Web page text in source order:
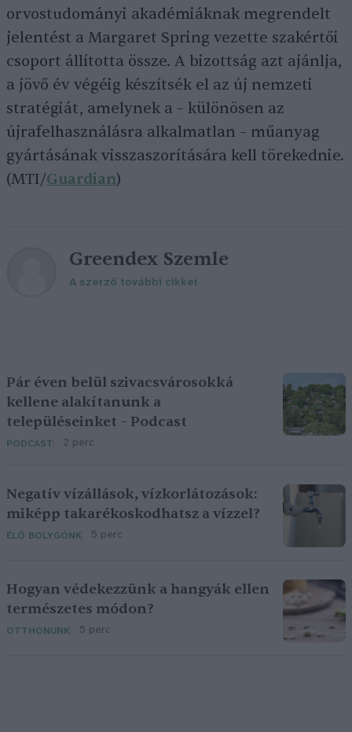
orvostudományi akadémiáknak megrendelt
jelentést a Margaret Spring vezette szakértői
csoport állította össze. A bizottság azt ajánlja,
a jövő év végéig készítsék el az új nemzeti
stratégiát, amelynek a – különösen az
újrafelhasználásra alkalmatlan – műanyag
gyártásának visszaszorítására kell törekednie.
(MTI/Guardian)
Greendex Szemle
A szerző további cikkei
Pár éven belül szivacsvárosokká
kellene alakítanunk a
településeinket – Podcast
PODCAST 2 perc
Negatív vízállások, vízkorlátozások:
miképp takarékoskodhatsz a vízzel?
ÉLŐ BOLYGÓNK 5 perc
Hogyan védekezzünk a hangyák ellen
természetes módon?
OTTHONUNK 5 perc